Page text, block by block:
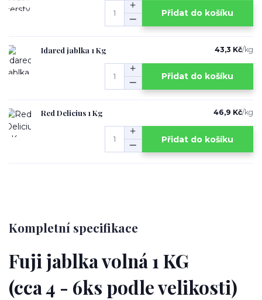
Přidat do košíku
Idared jablka 1 Kg 43,3 Kč/kg
Přidat do košíku
Red Delicius 1 Kg 46,9 Kč/kg
Přidat do košíku
Kompletní specifikace
Fuji jablka volná 1 KG
(cca 4 - 6ks podle velikosti)